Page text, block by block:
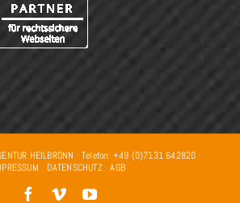
HEILBRONN · Telefon: +49 (0)7131 642820 ·
· DATENSCHUTZ·AGB
Facebook
VimeoYouTube